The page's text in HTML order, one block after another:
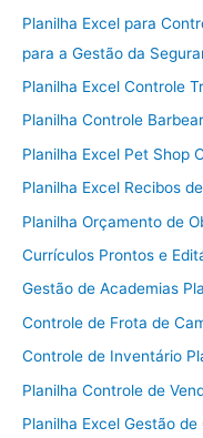
Planilha Excel para
para a Gestão da
Planilha Excel Controle
Planilha Controle
Planilha Excel Pet Shop
Planilha Excel Recibos
Planilha Orçamento de
Currículos Prontos e
Gestão de Academias
Controle de Frota de
Controle de Inventário
Planilha Controle de
Planilha Excel Gestão